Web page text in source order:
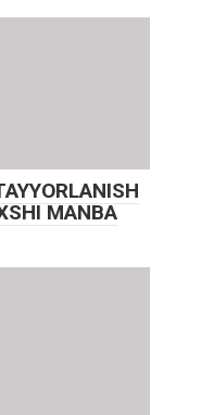
MANBA